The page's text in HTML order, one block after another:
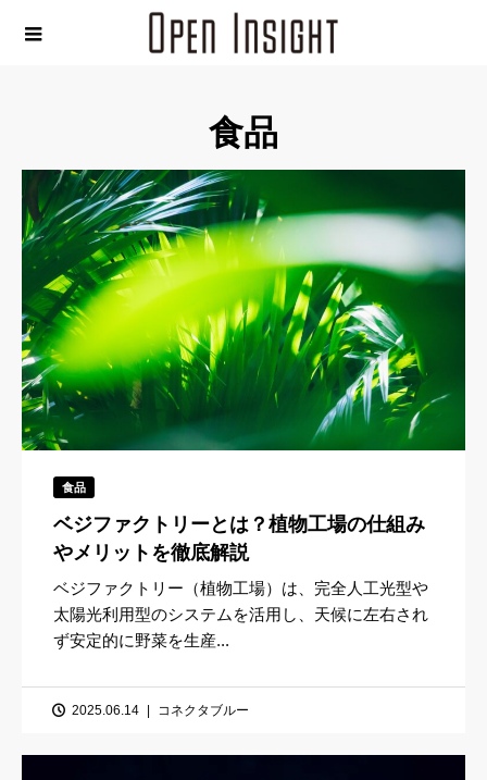
食品
食品
ベジファクトリーとは？植物工場の仕組み
やメリットを徹底解説
ベジファクトリー（植物工場）は、完全人工光型や
太陽光利用型のシステムを活用し、天候に左右され
ず安定的に野菜を生産...
2025.06.14 コネクタブルー